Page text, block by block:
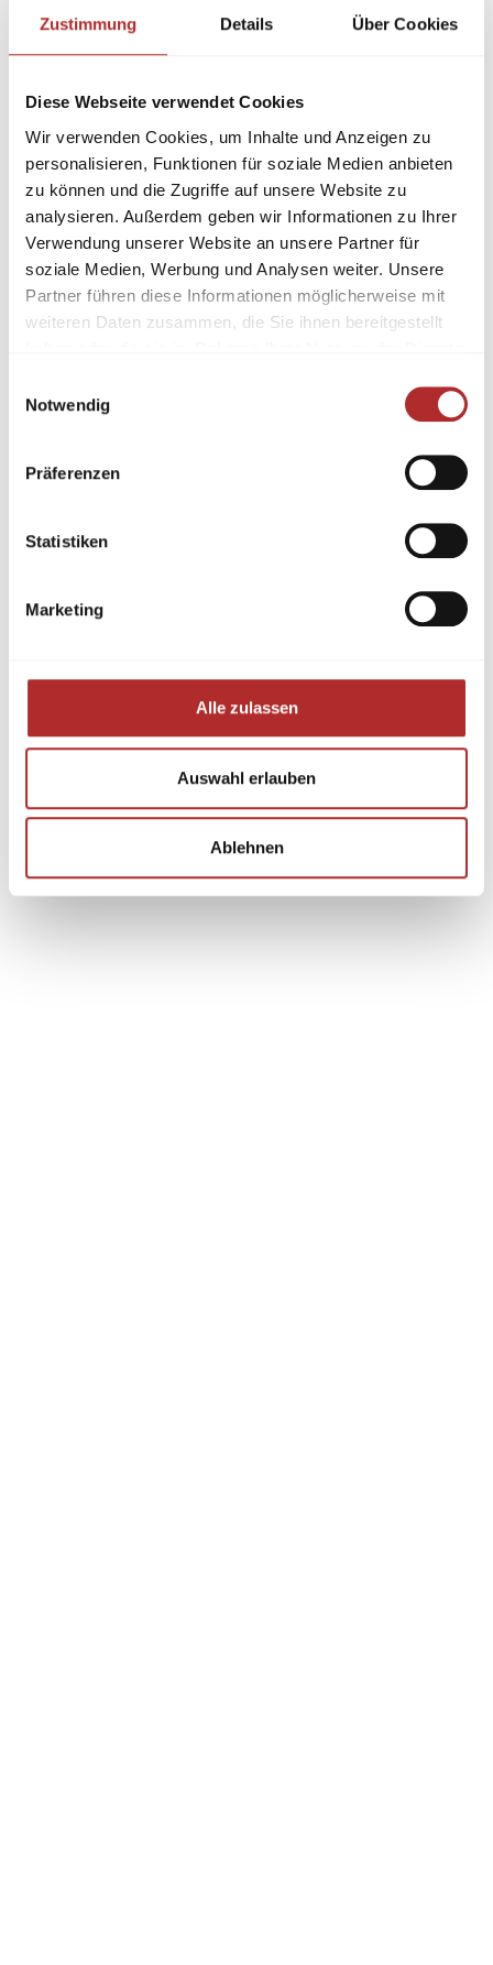
Zustimmung Details Über Cookies
Diese Webseite verwendet Cookies
Wir verwenden Cookies, um Inhalte und Anzeigen zu
personalisieren, Funktionen für soziale Medien anbieten
zu können und die Zugriffe auf unsere Website zu
analysieren. Außerdem geben wir Informationen zu Ihrer
Verwendung unserer Website an unsere Partner für
soziale Medien, Werbung und Analysen weiter. Unsere
Partner führen diese Informationen möglicherweise mit
weiteren Daten zusammen, die Sie ihnen bereitgestellt
Notwendig
Präferenzen
Statistiken
Marketing
Alle zulassen
Auswahl erlauben
Ablehnen